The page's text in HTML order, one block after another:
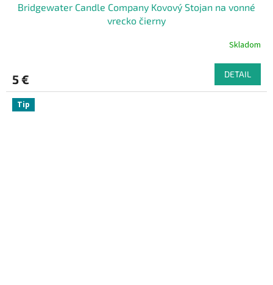
Bridgewater Candle Company Kovový Stojan na vonné
vrecko čierny
Skladom
5 € DETAIL
Tip